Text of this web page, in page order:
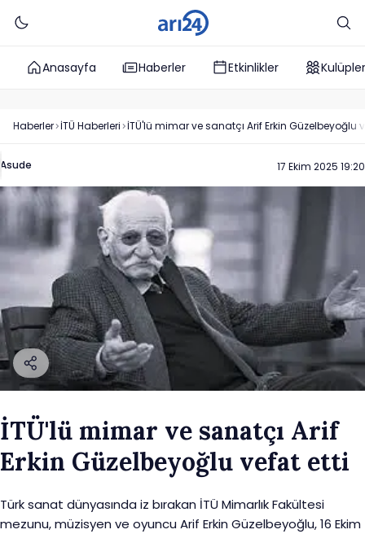
Anasayfa Haberler Etkinlikler Kulüpler
Haberler İTÜ Haberleri İTÜ'lü mimar ve sanatçı Arif Erkin Güzelbeyoğlu
Asude 17 Ekim 2025 19:20
İTÜ'lü mimar ve sanatçı Arif
Erkin Güzelbeyoğlu vefat etti
Türk sanat dünyasında iz bırakan İTÜ Mimarlık Fakültesi
mezunu, müzisyen ve oyuncu Arif Erkin Güzelbeyoğlu, 16 Ekim